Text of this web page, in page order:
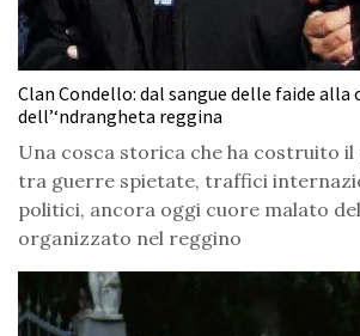
Clan Condello: dal sangue delle faide alla
dell’‘ndrangheta reggina
Una cosca storica che ha costruito
tra guerre spietate, traffici
politici, ancora oggi cuore malato
organizzato nel reggino